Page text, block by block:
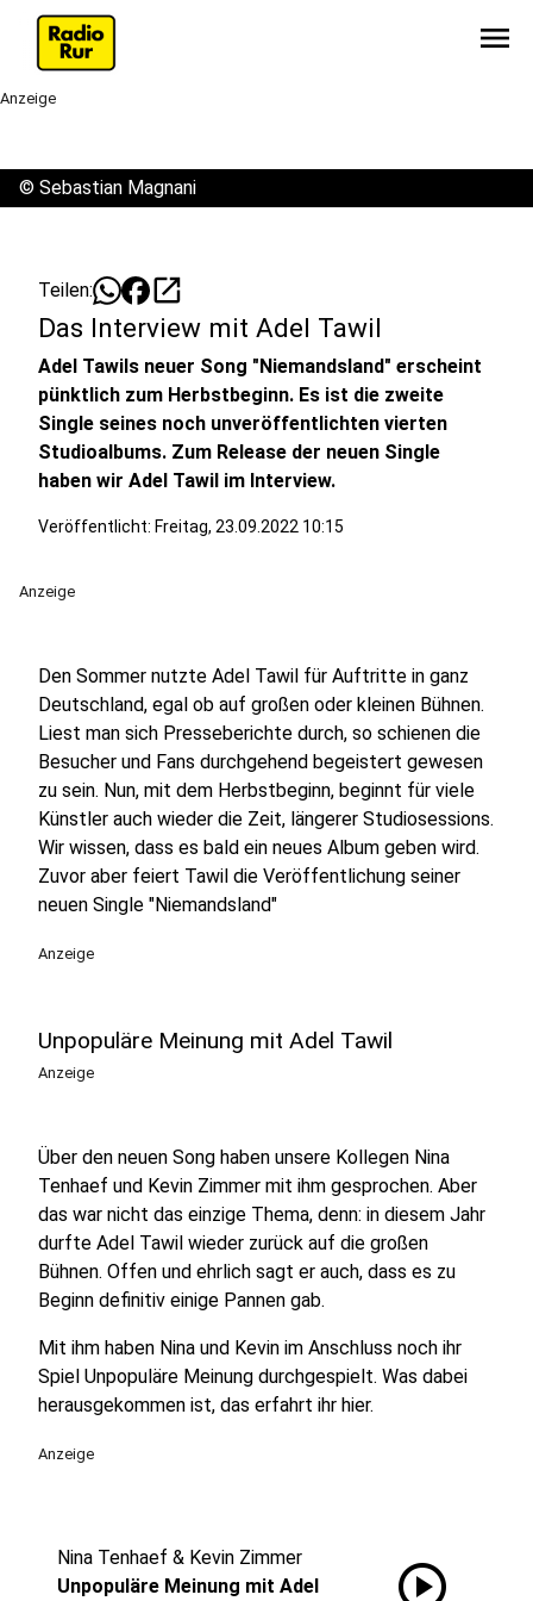
menu
Anzeige
© Sebastian Magnani
Teilen: open_in_new
Das Interview mit Adel Tawil
Adel Tawils neuer Song "Niemandsland" erscheint
pünktlich zum Herbstbeginn. Es ist die zweite
Single seines noch unveröffentlichten vierten
Studioalbums. Zum Release der neuen Single
haben wir Adel Tawil im Interview.
Veröffentlicht: Freitag, 23.09.2022 10:15
Anzeige
Den Sommer nutzte Adel Tawil für Auftritte in ganz
Deutschland, egal ob auf großen oder kleinen Bühnen.
Liest man sich Presseberichte durch, so schienen die
Besucher und Fans durchgehend begeistert gewesen
zu sein. Nun, mit dem Herbstbeginn, beginnt für viele
Künstler auch wieder die Zeit, längerer Studiosessions.
Wir wissen, dass es bald ein neues Album geben wird.
Zuvor aber feiert Tawil die Veröffentlichung seiner
neuen Single "Niemandsland"
Anzeige
Unpopuläre Meinung mit Adel Tawil
Anzeige
Über den neuen Song haben unsere Kollegen Nina
Tenhaef und Kevin Zimmer mit ihm gesprochen. Aber
das war nicht das einzige Thema, denn: in diesem Jahr
durfte Adel Tawil wieder zurück auf die großen
Bühnen. Offen und ehrlich sagt er auch, dass es zu
Beginn definitiv einige Pannen gab.
Mit ihm haben Nina und Kevin im Anschluss noch ihr
Spiel Unpopuläre Meinung durchgespielt. Was dabei
herausgekommen ist, das erfahrt ihr hier.
Anzeige
Nina Tenhaef & Kevin Zimmer
Unpopuläre Meinung mit Adel
play_circle